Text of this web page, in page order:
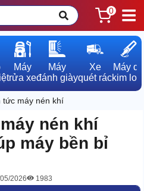
0
Máy
rửa xe
Máy
đánh giày
Xe
quét rác
Máy dò
kim loại
tức máy nén khí
nén khí
máy bền bỉ
2026 1983